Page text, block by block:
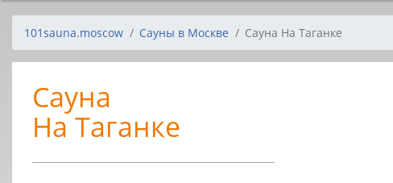
101sauna.moscow Сауны в Москве Сауна На Таганке
Сауна
На Таганке